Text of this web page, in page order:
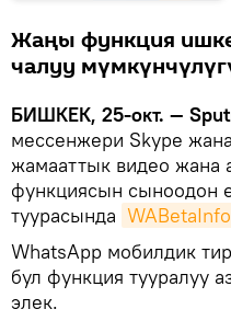
Жаңы функция
чалуу
БИШКЕК, 25-окт. —
мессенжери Skype
жамааттык видео жана
функциясын сыноодон
туурасында WABetaInfo
WhatsApp мобилдик
бул функция тууралуу
элек.